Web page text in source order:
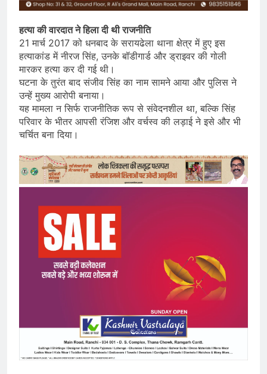
हत्या की वारदात ने हिला दी थी राजनीति
21 मार्च 2017 को धनबाद के सरायढेला थाना क्षेत्र में हुए इस
हत्याकांड में नीरज सिंह, उनके बॉडीगार्ड और ड्राइवर की गोली
मारकर हत्या कर दी गई थी।
घटना के तुरंत बाद संजीव सिंह का नाम सामने आया और पुलिस ने
उन्हें मुख्य आरोपी बनाया।
यह मामला न सिर्फ राजनीतिक रूप से संवेदनशील था, बल्कि सिंह
परिवार के भीतर आपसी रंजिश और वर्चस्व की लड़ाई ने इसे और भी
चर्चित बना दिया।